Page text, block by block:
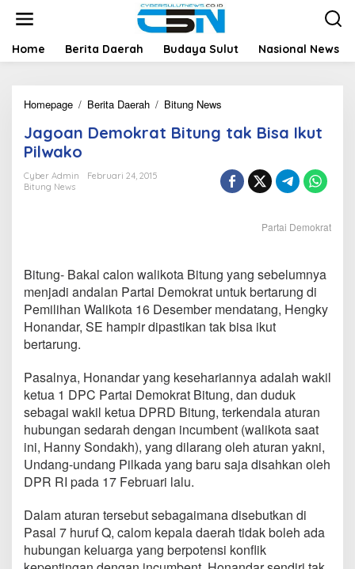
t
Home Berita Daerah Budaya Sulut Nasional News
Homepage / Berita Daerah / Bitung News
g
n
D
a
t
B
i
t
g
t
a
k
B
s
a
u
t
P
i
Jagoan Demokrat Bitung tak Bisa Ikut
Pilwako
Cyber Admin
Februari 24, 2015
Bitung News
Partai Demokrat
Bitung- Bakal calon walikota Bitung yang sebelumnya
menjadi andalan Partai Demokrat untuk bertarung di
Pemilihan Walikota 16 Desember mendatang, Hengky
Honandar, SE hampir dipastikan tak bisa ikut
bertarung.
Pasalnya, Honandar yang kesehariannya adalah wakil
ketua 1 DPC Partai Demokrat Bitung, dan duduk
sebagai wakil ketua DPRD Bitung, terkendala aturan
hubungan sedarah dengan incumbent (walikota saat
ini, Hanny Sondakh), yang dilarang oleh aturan yakni,
Undang-undang Pilkada yang baru saja disahkan oleh
DPR RI pada 17 Februari lalu.
Dalam aturan tersebut sebagaimana disebutkan di
Pasal 7 huruf Q, calom kepala daerah tidak boleh ada
hubungan keluarga yang berpotensi konflik